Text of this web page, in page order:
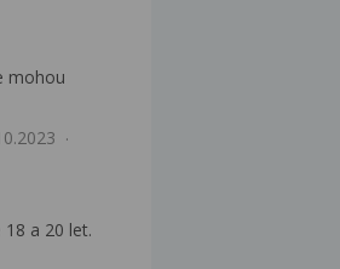
mohou
a 20 let.